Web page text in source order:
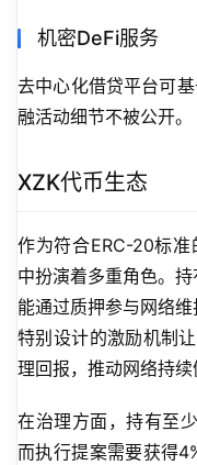
机密DeFi服务
去中心化借贷平台可
融活动细节不被公开。
XZK代币生态
作为符合ERC-20标
中扮演着多重角色。
能通过质押参与网络维
特别设计的激励机制
理回报，推动网络持续
在治理方面，持有至
而执行提案需要获得